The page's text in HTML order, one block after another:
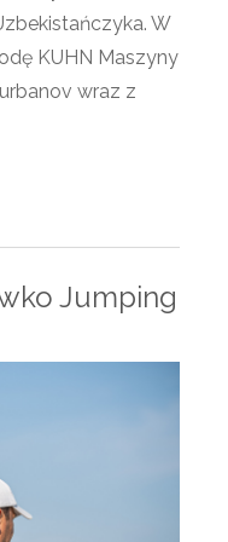
W
KUHN Maszyny
wraz z
Jumping